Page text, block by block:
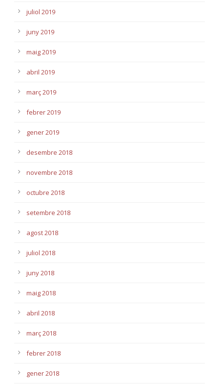
juliol 2019
juny 2019
maig 2019
abril 2019
març 2019
febrer 2019
gener 2019
desembre 2018
novembre 2018
octubre 2018
setembre 2018
agost 2018
juliol 2018
juny 2018
maig 2018
abril 2018
març 2018
febrer 2018
gener 2018